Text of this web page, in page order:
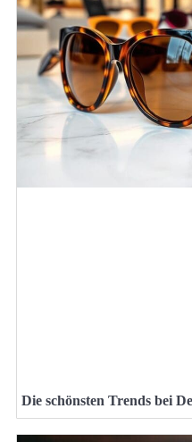
Die schönsten Trends bei